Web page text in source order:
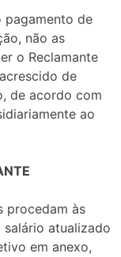
pagamento de
não as
o Reclamante
de
de acordo com
ao
procedam às
atualizado
em anexo,